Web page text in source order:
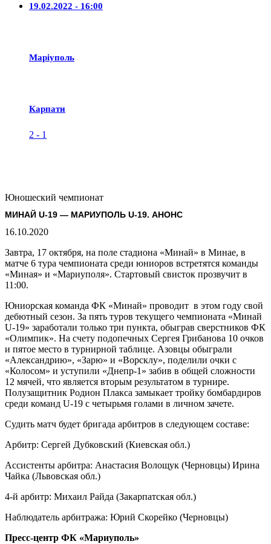
19.02.2022 - 16:00
Маріуполь
Карпати
2 - 1
Юношеский чемпионат
МИНАЙ U-19 — МАРИУПОЛЬ U-19. АНОНС
16.10.2020
Завтра, 17 октября, на поле стадиона «Минай» в Минае, в
матче 6 тура чемпионата среди юниоров встретятся команды
«Миная» и «Мариуполя». Стартовый свисток прозвучит в
11:00.
Юниорская команда ФК «Минай» проводит в этом году свой
дебютный сезон. За пять туров текущего чемпионата «Минай
U-19» заработали только три пункта, обыграв сверстников ФК
«Олимпик». На счету подопечных Сергея Грибанова 10 очков
и пятое место в турнирной таблице. Азовцы обыграли
«Александрию», «Зарю» и «Ворсклу», поделили очки с
«Колосом» и уступили «Днепр-1» забив в общей сложности
12 мячей, что является вторым результатом в турнире.
Полузащитник Родион Плакса замыкает тройку бомбардиров
среди команд U-19 с четырьмя голами в личном зачете.
Судить матч будет бригада арбитров в следующем составе:
Арбитр: Сергей Дубковский (Киевская обл.)
Ассистенты арбитра: Анастасия Волощук (Черновцы) Ирина
Чайка (Львовская обл.)
4-й арбитр: Михаил Райда (Закарпатская обл.)
Наблюдатель арбитража: Юрий Скорейко (Черновцы)
Пресс-центр ФК «Мариуполь»